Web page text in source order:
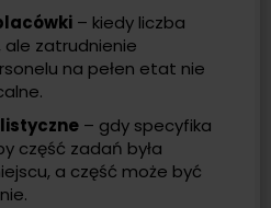
– kiedy liczba
zatrudnienie
na pełen etat nie
– gdy specyfika
część zadań była
a część może być